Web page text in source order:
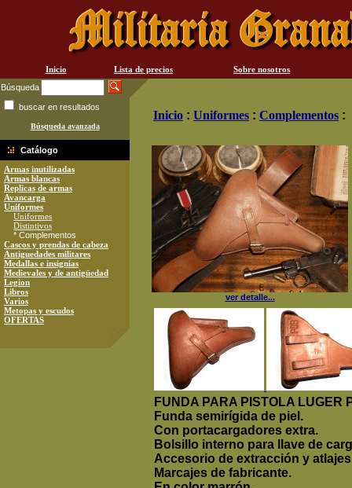
Inicio Lista de precios
Sobre nosotros
Búsqueda
buscar en resultados
Búsqueda avanzada
Catálogo
Armas inutilizadas
Armas blancas
Replicas de armas
Avancarga
Uniformes
Uniformes
Distintivos
* Complementos
Cascos y prendas de cabeza
Antiguedades militares
Medallas e insignias
Medievales y de antigüedad
Legion
Libros
Varios
Metopas y escudos
OFERTAS
Inicio : Uniformes : Complementos :
ver detalle...
FUNDA PARA PISTOLA LUGER
Funda semirígida de piel.
Con portacargadores extra.
Bolsillo interno para llave de
Accesorio de extracción y
Marcajes de fabricante.